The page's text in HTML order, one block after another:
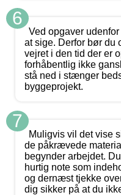
6
Ved opgaver
at sige. Derfor bør du
vejret i den tid der er
forhåbentlig ikke
stå ned i stænger
byggeprojekt.
7
Muligvis vil det vise
de påkrævede
begynder arbejdet.
hurtig note som
og dernæst tjekke
dig sikker på at du